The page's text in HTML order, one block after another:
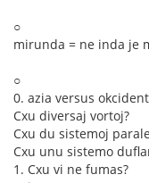
○
mirunda = ne inda je
○
0. azia versus
Cxu diversaj vortoj?
Cxu du sistemoj
Cxu unu sistemo
1. Cxu vi ne fumas?